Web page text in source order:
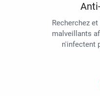
Recherchez
malveillants
n'infectent